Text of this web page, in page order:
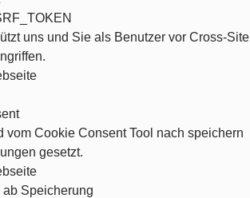
uns und Sie als Benutzer vor Cross-Site
vom Cookie Consent Tool nach speichern
gesetzt.
ab Speicherung